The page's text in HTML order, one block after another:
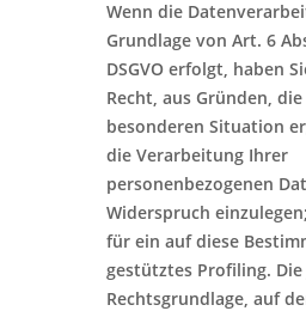
Wenn die
Grundlage von Art. 6
DSGVO erfolgt, haben
Recht, aus Gründen,
besonderen Situation
die Verarbeitung Ihrer
personenbezogenen
Widerspruch
für ein auf diese
gestütztes Profiling.
Rechtsgrundlage, auf